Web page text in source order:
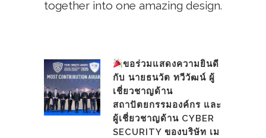
together into one amazing design.
ขอร่วมแสดงความยินดี
กับ นายธนวัต ทวีวัฒน์ ผู้
เชี่ยวชาญด้าน
สถาปัตยกรรมองค์กร และ
ผู้เชี่ยวชาญด้าน CYBER
SECURITY ของบริษัท เม